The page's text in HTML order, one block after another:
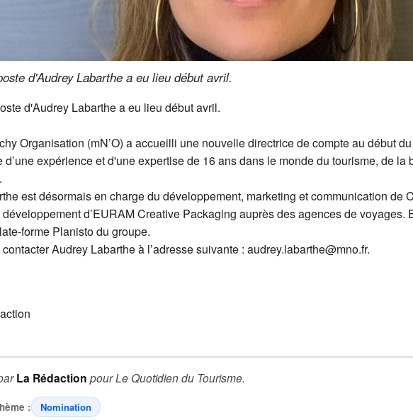
d'Audrey Labarthe a eu lieu début avril.
d'Audrey Labarthe a eu lieu début avril.
Organisation (mN’O) a accueilli une nouvelle directrice de compte au début
d’une expérience et d'une expertise de 16 ans dans le monde du tourisme, de
est désormais en charge du développement, marketing et communication de
d’EURAM Creative Packaging auprès des agences de
forme Planisto du groupe.
Audrey Labarthe à l’adresse suivante : audrey.labarthe@mno.fr.
La Rédaction pourLe Quotidien du Tourisme.
: Nomination